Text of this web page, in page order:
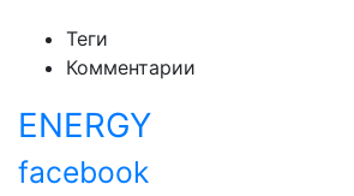
Теги
Комментарии
ENERGY
facebook